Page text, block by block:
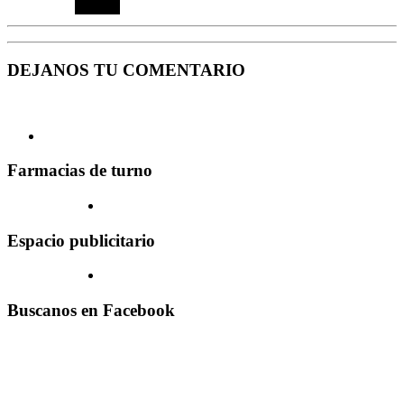
DEJANOS TU COMENTARIO
Farmacias de turno
Espacio publicitario
Buscanos en Facebook